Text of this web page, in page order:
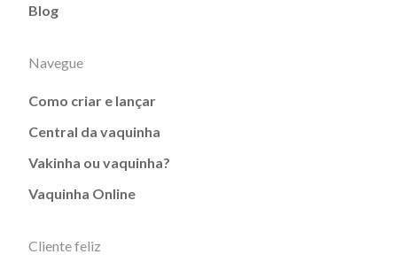
Blog
Navegue
Como criar e lançar
Central da vaquinha
Vakinha ou vaquinha?
Vaquinha Online
Cliente feliz